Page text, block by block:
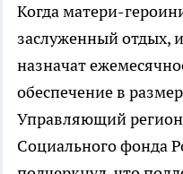
Когда матери-
заслуженный отдых,
назначат
обеспечение в
Управляющий
Социального фонда